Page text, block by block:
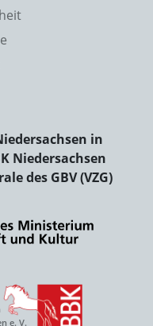
in
Niedersachsen
des GBV (VZG)
e. V.